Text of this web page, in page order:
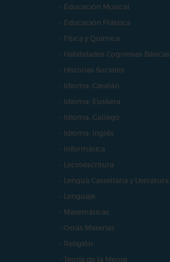
- Educación Musical
- Educación Plástica
- Física y Química
- Habilidades Cognitivas Básicas
- Historias Sociales
- Idioma: Catalán
- Idioma: Euskera
- Idioma: Gallego
- Idioma: Inglés
- Informática
- Lectoescritura
- Lengua Castellana y Literatura
- Lenguaje
- Matemáticas
- Otras Materias
- Religión
- Teoría de la Mente